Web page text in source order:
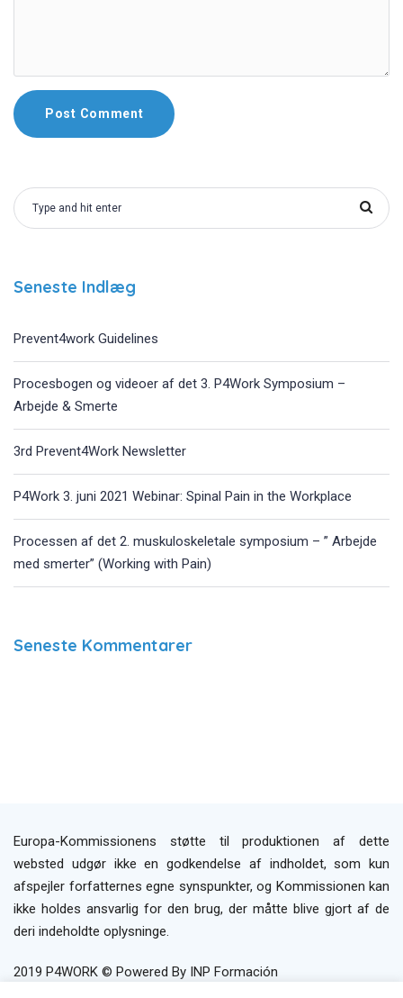
Seneste Indlæg
Prevent4work Guidelines
Procesbogen og videoer af det 3. P4Work Symposium –
Arbejde & Smerte
3rd Prevent4Work Newsletter
P4Work 3. juni 2021 Webinar: Spinal Pain in the Workplace
Processen af det 2. muskuloskeletale symposium – ” Arbejde
med smerter” (Working with Pain)
Seneste Kommentarer
Europa-Kommissionens støtte til produktionen af dette
websted udgør ikke en godkendelse af indholdet, som kun
afspejler forfatternes egne synspunkter, og Kommissionen kan
ikke holdes ansvarlig for den brug, der måtte blive gjort af de
deri indeholdte oplysninge.
2019 P4WORK © Powered By INP Formación